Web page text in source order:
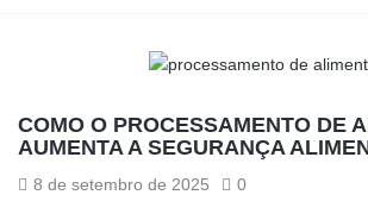
COMO O PROCESSAMENTO DE
AUMENTA A SEGURANÇA
8 de setembro de 2025 0